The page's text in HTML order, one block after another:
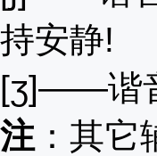
持安静!
[ʒ]――谐
注 ：其